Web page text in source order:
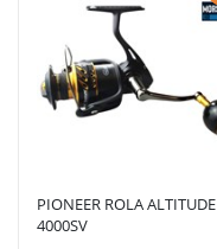
PIONEER ROLA ALTITUDE
4000SV